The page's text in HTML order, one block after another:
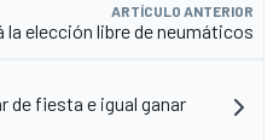
ARTÍCULO ANTERIOR
elección libre de neumáticos
de fiesta e igual ganar